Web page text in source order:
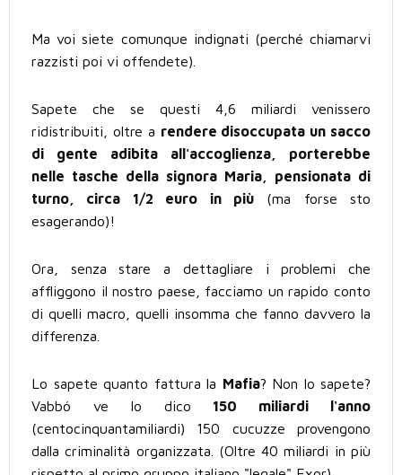
Ma voi siete comunque indignati (perché chiamarvi
razzisti poi vi offendete).
Sapete che se questi 4,6 miliardi venissero
ridistribuiti, oltre a rendere disoccupata un sacco
di gente adibita all'accoglienza, porterebbe
nelle tasche della signora Maria, pensionata di
turno, circa 1/2 euro in più(ma forse sto
esagerando)!
Ora, senza stare a dettagliare i problemi che
affliggono il nostro paese, facciamo un rapido conto
di quelli macro, quelli insomma che fanno davvero la
differenza.
Lo sapete quanto fattura la Mafia? Non lo sapete?
Vabbó ve lo dico 150 miliardi l'anno
(centocinquantamiliardi) 150 cucuzze provengono
dalla criminalità organizzata. (Oltre 40 miliardi in più